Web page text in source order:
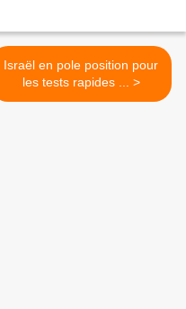
Israël en pole position pour
les tests rapides ... >